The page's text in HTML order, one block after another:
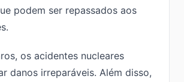
podem ser repassados aos
os acidentes nucleares
danos irreparáveis. Além disso,